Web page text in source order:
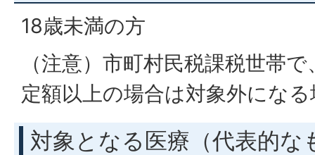
18歳未満の方
（注意）市町村民税課税世帯
定額以上の場合は対象外にな
対象となる医療（代表的な